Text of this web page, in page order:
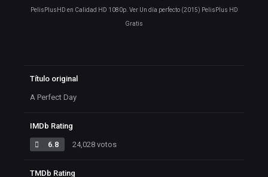
PelisPlusHD en Calidad HD 1080p. Ver Un día perfecto (2015) PelisPlus HD
Gratis
Título original
A Perfect Day
IMDb Rating
6.8 24,028 votos
TMDb Rating